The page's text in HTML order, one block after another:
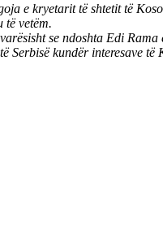
e kryetarit të shtetit të
të vetëm.
se ndoshta Edi
Serbisë kundër interesave të